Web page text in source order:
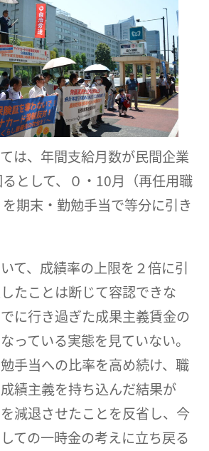
は、年間支給月数が民間企業
として、０・10月（再任用職
期末・勤勉手当で等分に引き
て、成績率の上限を２倍に引
たことは断じて容認できな
に行き過ぎた成果主義賃金の
っている実態を見ていない。
手当への比率を高め続け、職
績主義を持ち込んだ結果が
を減退させたことを反省し、今
ての一時金の考えに立ち戻る